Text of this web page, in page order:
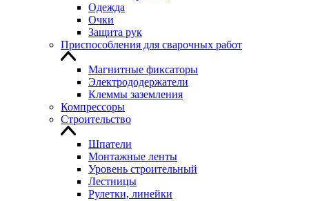
Одежда
Очки
Защита рук
Приспособления для сварочных работ
Магнитные фиксаторы
Электрододержатели
Клеммы заземления
Компрессоры
Строительство
Шпатели
Монтажные ленты
Уровень строительный
Лестницы
Рулетки, линейки